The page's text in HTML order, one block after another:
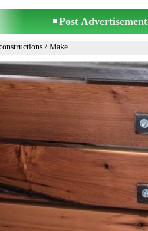
Post Advertisement
/ Make